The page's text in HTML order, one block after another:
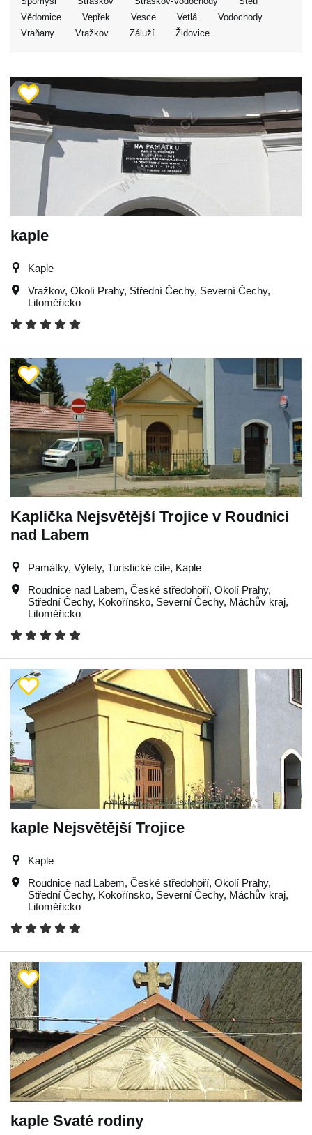
Vědomice
Vepřek Vesce Vetlá
Vodochody
Vraňany
Vražkov Záluží Židovice
kaple
Kaple
Vražkov, Okolí Prahy, Střední Čechy, Severní Čechy,
Litoměřicko
Kaplička Nejsvětější Trojice v Roudnici
nad Labem
Památky, Výlety, Turistické cíle, Kaple
Roudnice nad Labem, České středohoří, Okolí Prahy,
Střední Čechy, Kokořínsko, Severní Čechy, Máchův kraj,
Litoměřicko
kaple Nejsvětější Trojice
Kaple
Roudnice nad Labem, České středohoří, Okolí Prahy,
Střední Čechy, Kokořínsko, Severní Čechy, Máchův kraj,
Litoměřicko
kaple Svaté rodiny